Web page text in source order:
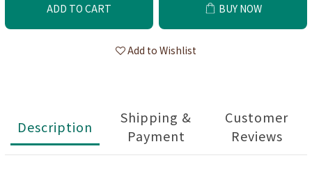
ADD TO CART BUY NOW
Add to Wishlist
Description
Shipping &
Payment
Customer
Reviews